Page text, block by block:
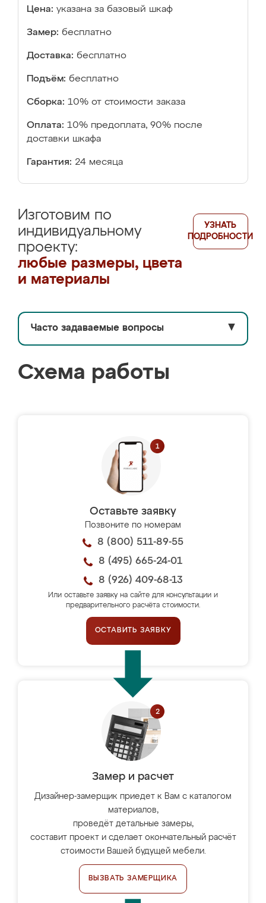
Цена: указана за базовый шкаф
Замер: бесплатно
Доставка: бесплатно
Подъём: бесплатно
Сборка: 10% от стоимости заказа
Оплата: 10% предоплата, 90% после
доставки шкафа
Гарантия: 24 месяца
Изготовим по
индивидуальному
проекту:
любые размеры, цвета
и материалы
УЗНАТЬ
ПОДРОБНОСТИ
Часто задаваемые вопросы ▼
Схема работы
Оставьте заявку
Позвоните по номерам
8 (800) 511-89-55
8 (495) 665-24-01
8 (926) 409-68-13
Или оставьте заявку на сайте для консультации и
предварительного расчёта стоимости.
ОСТАВИТЬ ЗАЯВКУ
Замер и расчет
Дизайнер-замерщик приедет к Вам с каталогом
материалов,
проведёт детальные замеры,
составит проект и сделает окончательный расчёт
стоимости Вашей будущей мебели.
ВЫЗВАТЬ ЗАМЕРЩИКА